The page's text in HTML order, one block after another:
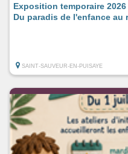
Exposition temporaire
Du paradis de l'enfance au
SAINT-SAUVEUR-EN-PUISAYE